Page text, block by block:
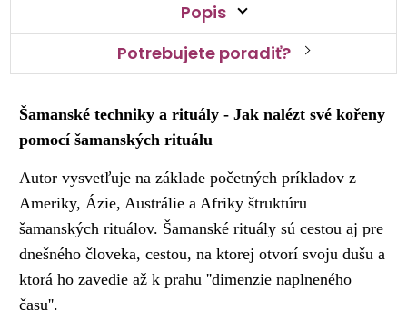
Popis
Potrebujete poradiť?
Šamanské techniky a rituály -Jak nalézt své kořeny
pomocí šamanských rituálu
Autor vysvetľuje na základe početných príkladov z
Ameriky, Ázie, Austrálie a Afriky štruktúru
šamanských rituálov. Šamanské rituály sú cestou aj pre
dnešného človeka, cestou, na ktorej otvorí svoju dušu a
ktorá ho zavedie až k prahu ''dimenzie naplneného
času''.